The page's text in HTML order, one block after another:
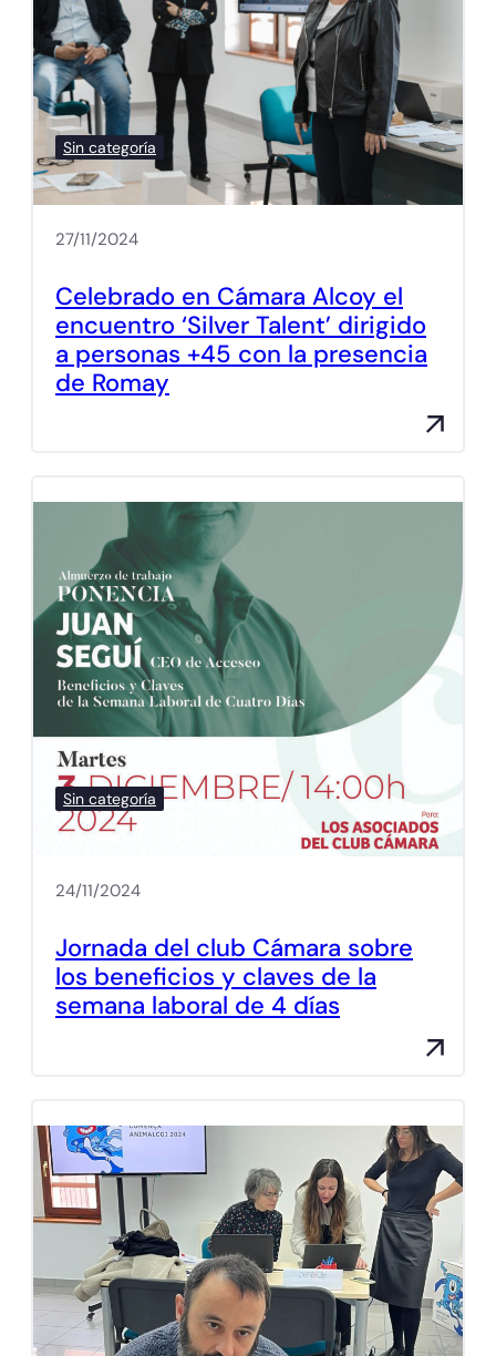
Sin categoría
27/11/2024
Celebrado en Cámara Alcoy el
encuentro ‘Silver Talent’ dirigido
a personas +45 con la presencia
de Romay
Sin categoría
24/11/2024
Jornada del club Cámara sobre
los beneficios y claves de la
semana laboral de 4 días